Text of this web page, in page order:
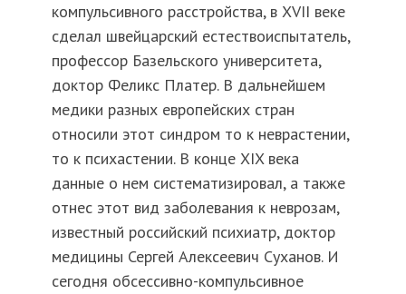
компульсивного расстройства, в XVII веке
сделал швейцарский естествоиспытатель,
профессор Базельского университета,
доктор Феликс Платер. В дальнейшем
медики разных европейских стран
относили этот синдром то к неврастении,
то к психастении. В конце XIX века
данные о нем систематизировал, а также
отнес этот вид заболевания к неврозам,
известный российский психиатр, доктор
медицины Сергей Алексеевич Суханов. И
сегодня обсессивно-компульсивное